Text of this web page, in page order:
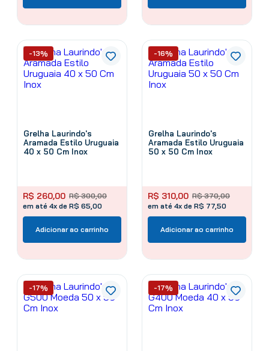
Grelha Laurindo's
Aramada Estilo Uruguaia
40 x 50 Cm Inox
R$ 300,00
R$ 260,00
em até 4x de R$ 65,00
-13%
Adicionar ao carrinho
Grelha Laurindo's
Aramada Estilo Uruguaia
50 x 50 Cm Inox
R$ 370,00
R$ 310,00
em até 4x de R$ 77,50
-16%
Adicionar ao carrinho
-17% -17%